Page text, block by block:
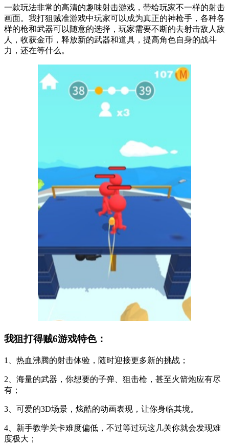
一款玩法非常的高清的趣味射击游戏，带给玩家不一样的射击
画面。我打狙贼准游戏中玩家可以成为真正的神枪手，各种各
样的枪和武器可以随意的选择，玩家需要不断的去射击敌人敌
人，收获金币，释放新的武器和道具，提高角色自身的战斗
力，还在等什么。
我狙打得贼6游戏特色：
1、热血沸腾的射击体验，随时迎接更多新的挑战；
2、海量的武器，你想要的子弹、狙击枪，甚至火箭炮应有尽
有；
3、可爱的3D场景，炫酷的动画表现，让你身临其境。
4、新手教学关卡难度偏低，不过等过玩这几关你就会发现难
度极大；